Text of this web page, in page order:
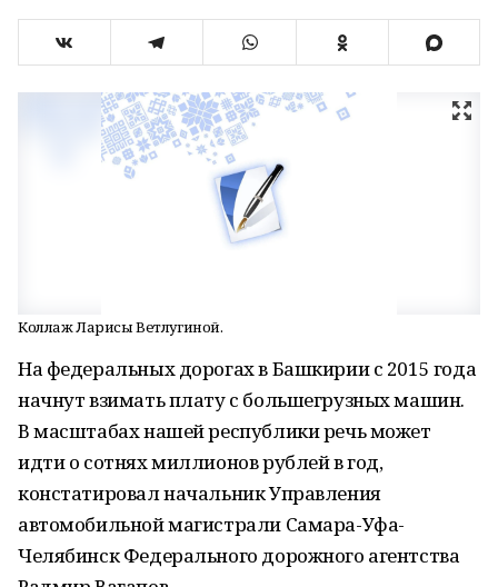
Коллаж Ларисы Ветлугиной.
На федеральных дорогах в Башкирии с 2015 года
начнут взимать плату с большегрузных машин.
В масштабах нашей республики речь может
идти о сотнях миллионов рублей в год,
констатировал начальник Управления
автомобильной магистрали Самара-Уфа-
Челябинск Федерального дорожного агентства